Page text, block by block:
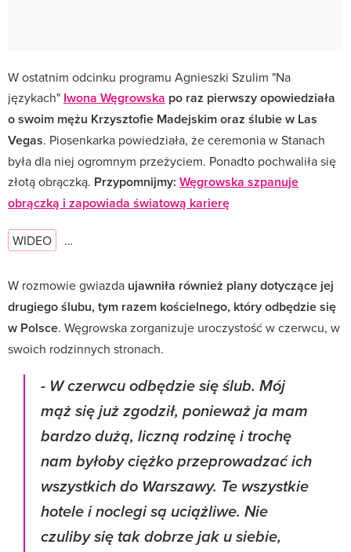
W ostatnim odcinku programu Agnieszki Szulim "Na
językach" Iwona Węgrowska po raz pierwszy opowiedziała
o swoim mężu Krzysztofie Madejskim oraz ślubie w Las
Vegas. Piosenkarka powiedziała, że ceremonia w Stanach
była dla niej ogromnym przeżyciem. Ponadto pochwaliła się
złotą obrączką. Przypomnijmy: Węgrowska szpanuje
obrączką i zapowiada światową karierę
WIDEO …
W rozmowie gwiazda ujawniła również plany dotyczące jej
drugiego ślubu, tym razem kościelnego, który odbędzie się
w Polsce. Węgrowska zorganizuje uroczystość w czerwcu, w
swoich rodzinnych stronach.
- W czerwcu odbędzie się ślub. Mój
mąż się już zgodził, ponieważ ja mam
bardzo dużą, liczną rodzinę i trochę
nam byłoby ciężko przeprowadzać ich
wszystkich do Warszawy. Te wszystkie
hotele i noclegi są uciążliwe. Nie
czuliby się tak dobrze jak u siebie,